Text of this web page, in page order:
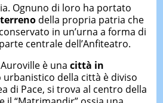
Ognuno di loro ha portato
terrenodella propria patria che
in un’urna a forma di
centrale dell’Anfiteatro.
è una città in
urbanistico della città è diviso
di Pace, si trova al centro della